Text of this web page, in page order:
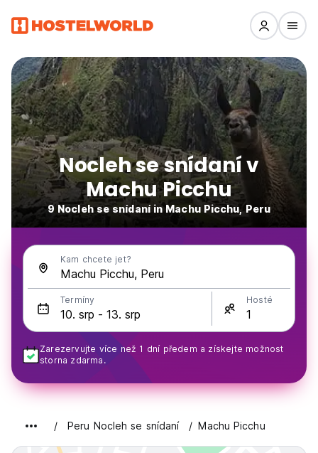
Nocleh se snídaní v
Machu Picchu
9 Nocleh se snídaní in Machu Picchu, Peru
Kam chcete jet?
Termíny Hosté
Zarezervujte více než 1 dní předem a získejte možnost
storna zdarma.
Peru Nocleh se snídaní Machu Picchu